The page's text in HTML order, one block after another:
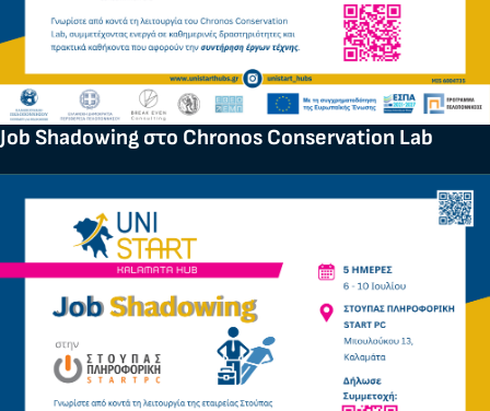
Job Shadowing στο Chronos Conservation Lab